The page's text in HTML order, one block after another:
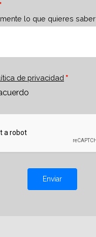
lo que quieres saber
de privacidad
Enviar